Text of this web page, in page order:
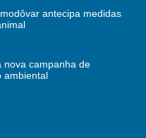
antecipa medidas
nova campanha de
ambiental